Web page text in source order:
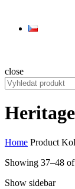
close
Search
for:
Heritage
Home Product
Showing 37–48
Show sidebar